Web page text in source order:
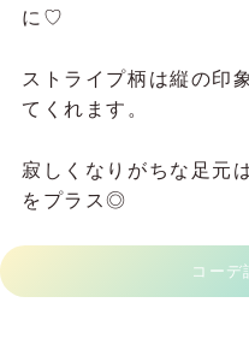
に♡
ストライプ柄は縦の印
てくれます。
寂しくなりがちな足元
をプラス◎
コーデ